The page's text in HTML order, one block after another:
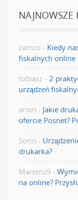
NAJNOWSZE
zamzo - Kiedy
fiskalnych online
tobiasz - 2
urządzeń
arion - Jakie
ofercie Posnet?
Sorin -
drukarka?
Martens9 -
na online?